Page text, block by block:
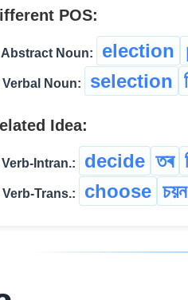
POS:
Abstract Noun: election
Verbal Noun: selection
Idea:
Intran.: decide তৰ
Verb-Trans.: choose